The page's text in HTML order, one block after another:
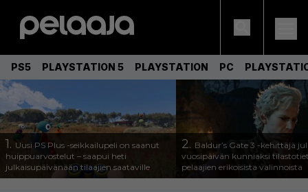
PS5 PLAYSTATION 5 PLAYSTATION PC
1. Uusi PS Plus -seikkailupeli on saanut
huippuarvostelut – saapui heti
julkaisupäivänään tilaajien saataville
2. Baldur’s Gate 3 -kehittäjä
vuosipäivän kunniaksi
pelaajien erikoisista valinnoista